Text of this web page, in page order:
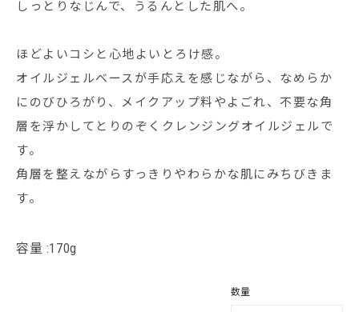
しっとりなじんで、うるんとした肌へ。
ほどよいコシと心地よいとろけ感。
オイルジェルベースが手応えを感じながら、なめらか
にのびひろがり、メイクアップ料やよごれ、不要な角
層を浮かしてとりのぞくクレンジングオイルジェルで
す。
角層を整えながらすっきりやわらかな肌にみちびきま
す。
容量 :170g
数量